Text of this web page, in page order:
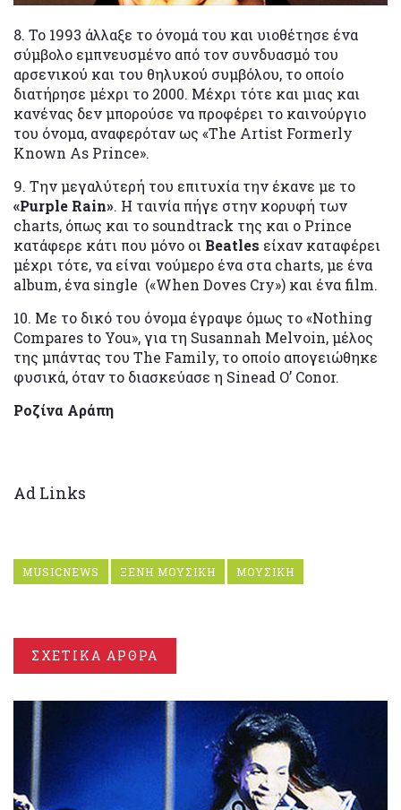
8. To 1993 άλλαξε το όνομά του και υιοθέτησε ένα
σύμβολο εμπνευσμένο από τον συνδυασμό του
αρσενικού και του θηλυκού συμβόλου, το οποίο
διατήρησε μέχρι το 2000. Μέχρι τότε και μιας και
κανένας δεν μπορούσε να προφέρει το καινούργιο
του όνομα, αναφερόταν ως «The Artist Formerly
Known As Prince».
9. Την μεγαλύτερή του επιτυχία την έκανε με το
«Purple Rain». Η ταινία πήγε στην κορυφή των
charts, όπως και το soundtrack της και ο Prince
κατάφερε κάτι που μόνο οι Beatles είχαν καταφέρει
μέχρι τότε, να είναι νούμερο ένα στα charts, με ένα
album, ένα single («When Doves Cry») και ένα film.
10. Με το δικό του όνομα έγραψε όμως το «Nothing
Compares to You», για τη Susannah Melvoin, μέλος
της μπάντας του The Family, το οποίο απογειώθηκε
φυσικά, όταν το διασκεύασε η Sinead O’ Conor.
Ροζίνα Αράπη
Ad Links
MUSICNEWS ΞΕΝΗ ΜΟΥΣΙΚΗ ΜΟΥΣΙΚΗ
ΣΧΕΤΙΚΑ ΑΡΘΡΑ